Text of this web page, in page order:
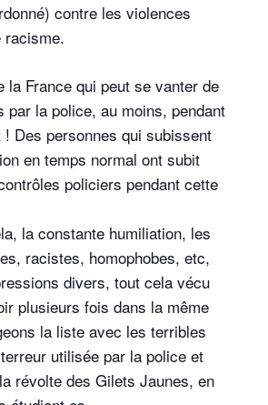
contre les violences
racisme.
la France qui peut se vanter de
par la police, au moins, pendant
! Des personnes qui subissent
en temps normal ont subit
policiers pendant cette
la constante humiliation, les
racistes, homophobes, etc,
divers, tout cela vécu
plusieurs fois dans la même
la liste avec les terribles
utilisée par la police et
révolte des Gilets Jaunes, en